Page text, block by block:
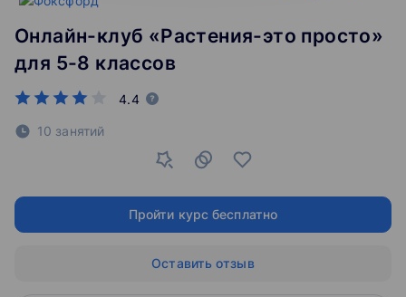
Онлайн-клуб «Растения-это просто»
для 5-8 классов
4.4
10 занятий
Пройти курс бесплатно
Оставить отзыв